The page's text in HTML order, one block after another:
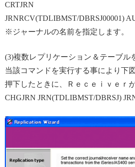
CRTJRN
JRNRCV(TDLIBMST/DBRSJ00001)
※ジャーナルの名前を指定します。
(3)複数レプリケーション＆テーブル
当該コマンドを実行する事により下
押下したときに、Ｒｅｃｅｉｖｅｒ
CHGJRN JRN(TDLIBMST/DBRSJ)